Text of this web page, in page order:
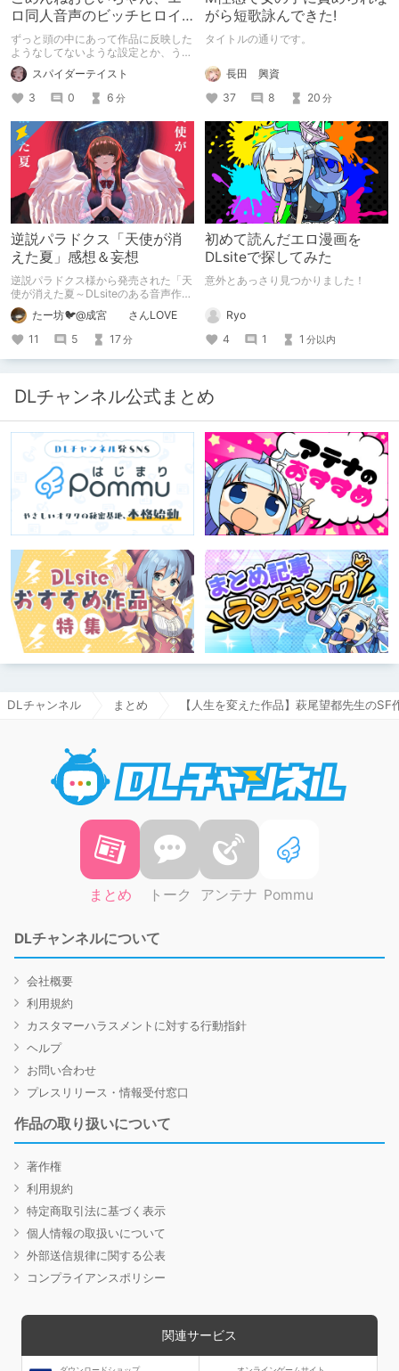
ロ同人音声のビッチヒロイ
ンに名前使って～過去作品
コンセプトを思い出そう～
ずっと頭の中にあって作品に反映した
ようなしてないような設定とか、うち
のヒロイン達の名づけの法則とかを頭
の中の映●研の金●さんに「そこにあ
っちゃいけねえんだよ」といわれたの
でとりあえず垂れ流します。
スパイダーテイスト
3
0 6 分
がら短歌詠んできた!
タイトルの通りです。
長田 興資
37
8 20 分
逆説パラドクス「天使が消
えた夏」感想＆妄想
逆説パラドクス様から発売された「天
使が消えた夏～DLsiteのある音声作品
について～」の感想です。 妄想も多
いです。たー坊🐦@成宮 さんLOVE
11
5 17分
初めて読んだエロ漫画を
DLsiteで探してみた
意外とあっさり見つかりました！
Ryo
4
1 1 分以内
DLチャンネル公式まとめ
DLチャンネル まとめ 【人生を変えた作品】萩尾望都先生のSF
まとめ トーク アンテナ Pommu
DLチャンネルについて
会社概要
利用規約
カスタマーハラスメントに対する行動指針
ヘルプ
お問い合わせ
プレスリリース・情報受付窓口
作品の取り扱いについて
著作権
利用規約
特定商取引法に基づく表示
個人情報の取扱いについて
外部送信規律に関する公表
コンプライアンスポリシー
関連サービス